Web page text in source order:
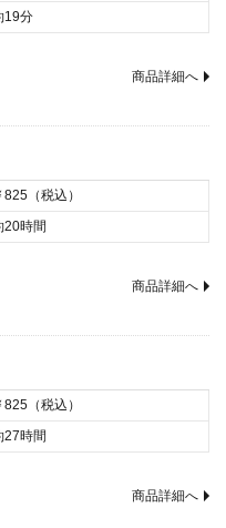
19分
商品詳細へ
825（税込）
20時間
商品詳細へ
825（税込）
27時間
商品詳細へ